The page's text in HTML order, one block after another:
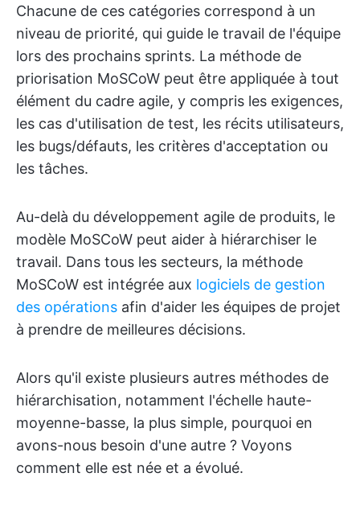
Chacune de ces catégories correspond à un
niveau de priorité, qui guide le travail de l'équipe
lors des prochains sprints. La méthode de
priorisation MoSCoW peut être appliquée à tout
élément du cadre agile, y compris les exigences,
les cas d'utilisation de test, les récits utilisateurs,
les bugs/défauts, les critères d'acceptation ou
les tâches.
Au-delà du développement agile de produits, le
modèle MoSCoW peut aider à hiérarchiser le
travail. Dans tous les secteurs, la méthode
MoSCoW est intégrée aux logiciels de gestion
des opérations afin d'aider les équipes de projet
à prendre de meilleures décisions.
Alors qu'il existe plusieurs autres méthodes de
hiérarchisation, notamment l'échelle haute-
moyenne-basse, la plus simple, pourquoi en
avons-nous besoin d'une autre ? Voyons
comment elle est née et a évolué.